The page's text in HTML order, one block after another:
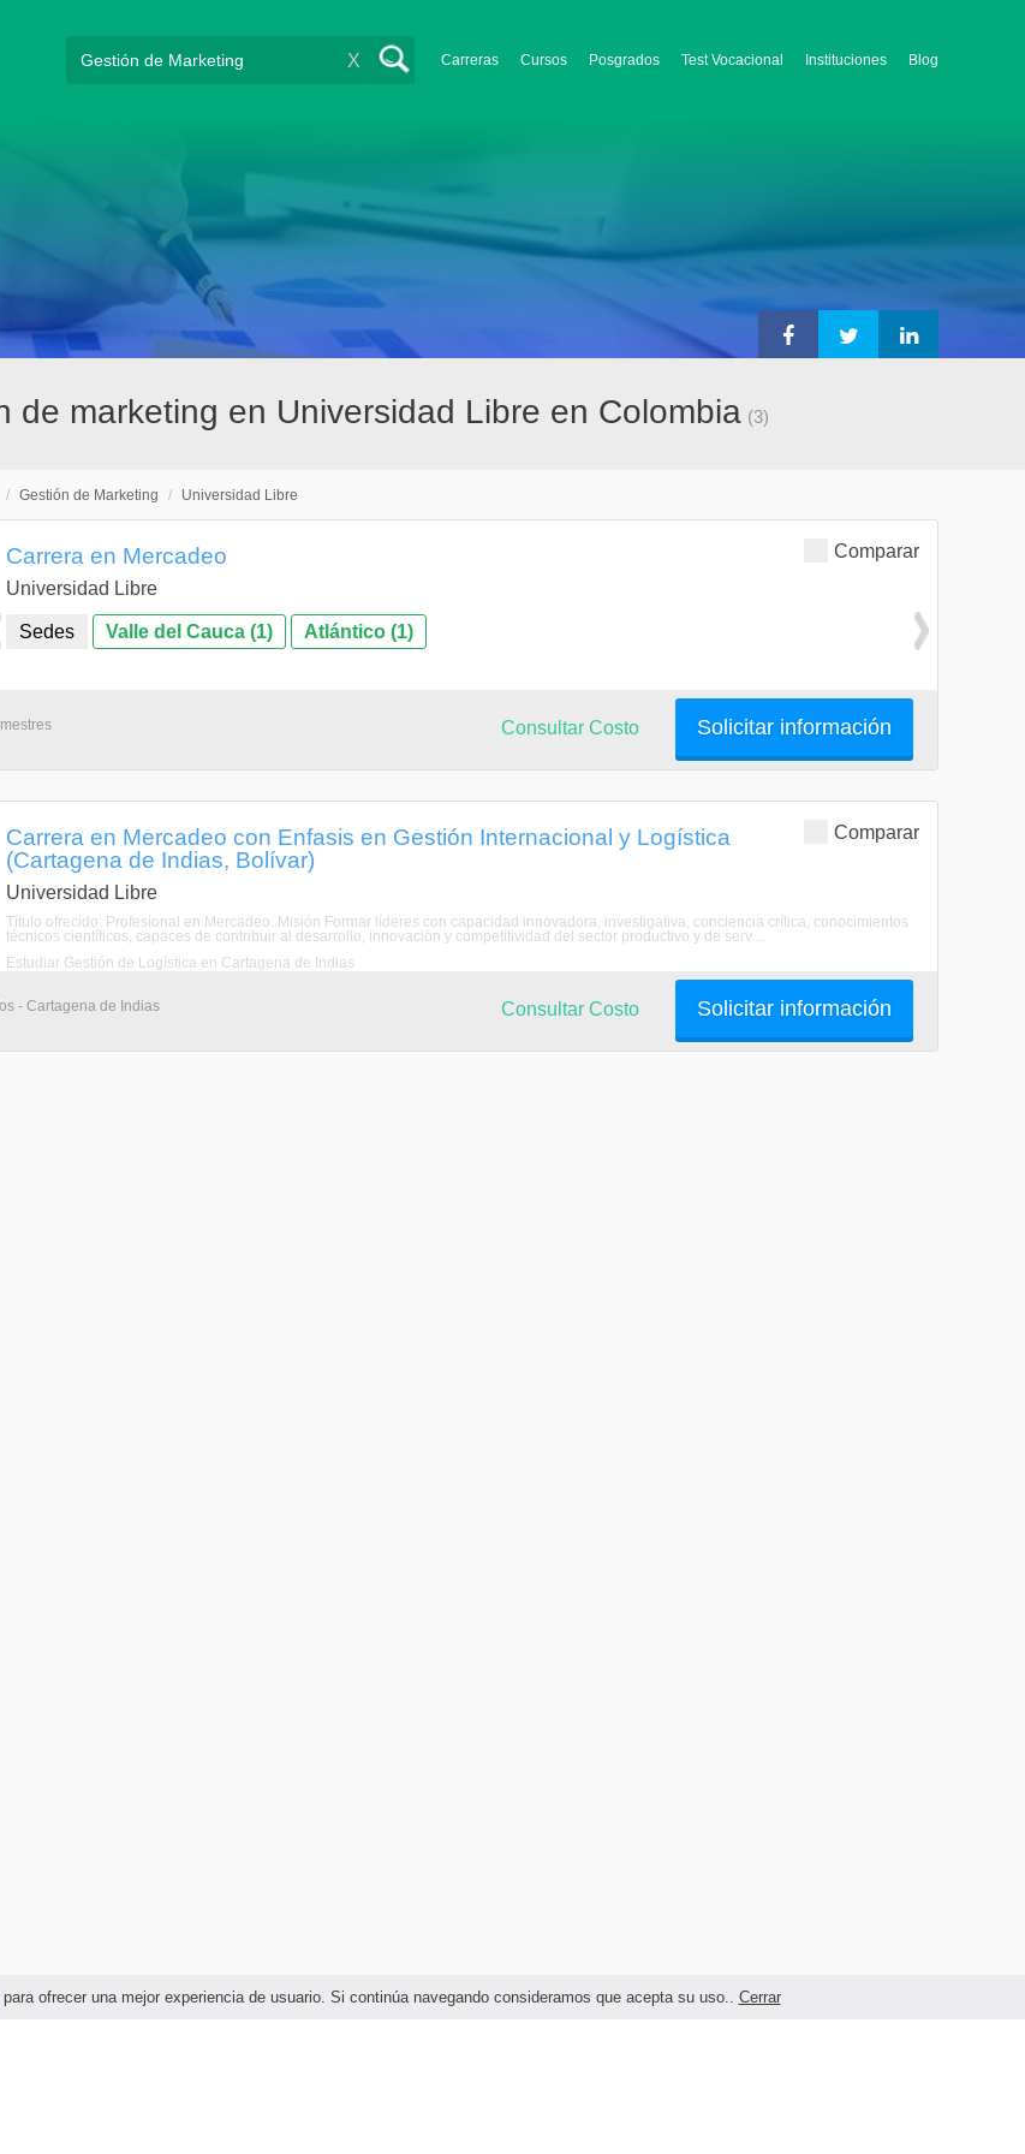
ofrecer una mejor experiencia de usuario. Si continúa navegando consideramos que acepta su uso.. Cerrar
Carreras Cursos Posgrados Test Vocacional Instituciones Blog
X
de marketing en Universidad Libre en Colombia (3)
/ Gestión de Marketing / Universidad Libre
Comparar
Carrera en Mercadeo
Universidad Libre
Sedes Valle del Cauca (1) Atlántico (1)
Solicitar información
Consultar Costo
Comparar
Carrera en Mercadeo con Enfasis en Gestión Internacional y Logística
(Cartagena de Indias, Bolívar)
Universidad Libre
Título ofrecido: Profesional en Mercadeo. Misión Formar líderes con capacidad innovadora, investigativa, conciencia crítica, conocimientos
técnicos científicos, capaces de contribuir al desarrollo, innovación y competitividad del sector productivo y de serv ...
Estudiar Gestión de Logística en Cartagena de Indias
- Cartagena de Indias Solicitar información
Consultar Costo